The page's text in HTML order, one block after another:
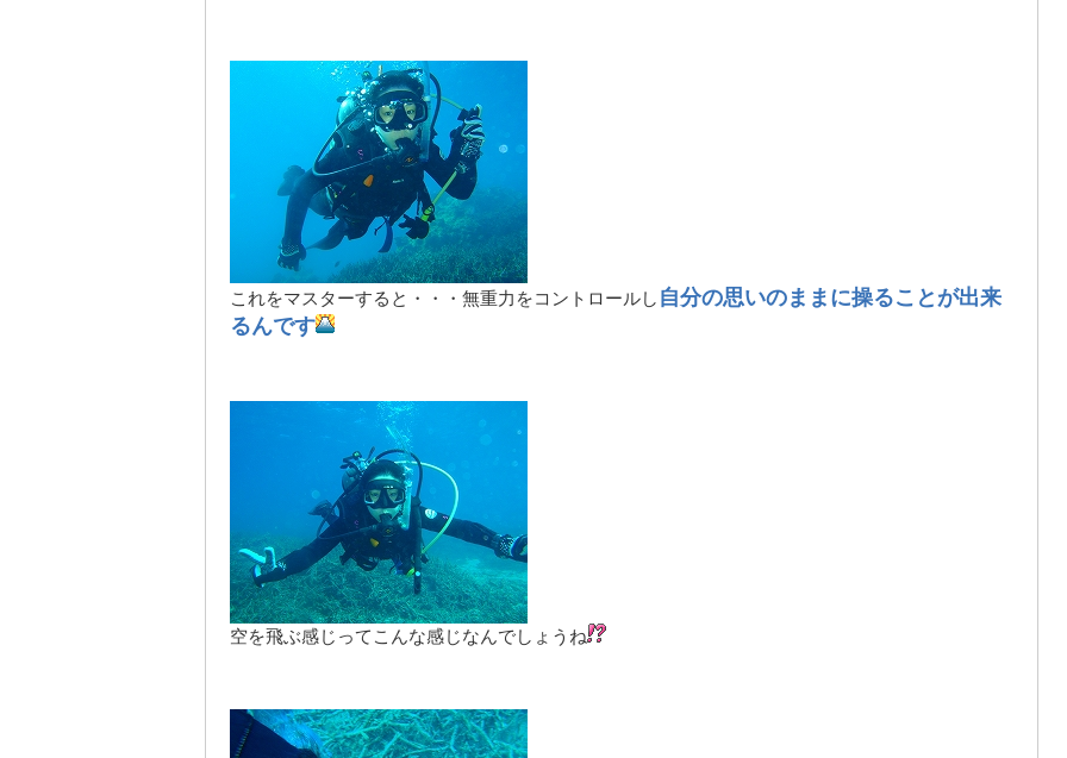
これをマスターすると・・・無重力をコントロールし 自分の思いのままに操ることが出来
るんです
空を飛ぶ感じってこんな感じなんでしょうね